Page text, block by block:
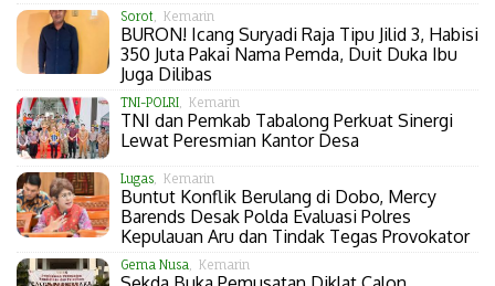
Sorot, Kemarin
BURON! Icang Suryadi Raja Tipu Jilid 3, Habisi
350 Juta Pakai Nama Pemda, Duit Duka Ibu
Juga Dilibas
TNI-POLRI, Kemarin
TNI dan Pemkab Tabalong Perkuat Sinergi
Lewat Peresmian Kantor Desa
Lugas, Kemarin
Buntut Konflik Berulang di Dobo, Mercy
Barends Desak Polda Evaluasi Polres
Kepulauan Aru dan Tindak Tegas Provokator
Gema Nusa, Kemarin